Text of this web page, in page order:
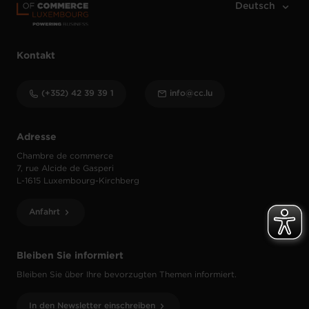
Bleiben Sie informiert
Bleiben Sie über Ihre bevorzugten Themen informiert.
In den Newsletter einschreiben
Adresse
Chambre de commerce
7, rue Alcide de Gasperi
L-1615 Luxembourg-Kirchberg
Anfahrt
Kontakt
(+352) 42 39 39 1 info@cc.lu